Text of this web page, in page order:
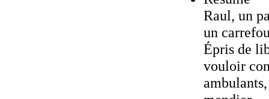
Raul, un
un
Épris de
vouloir